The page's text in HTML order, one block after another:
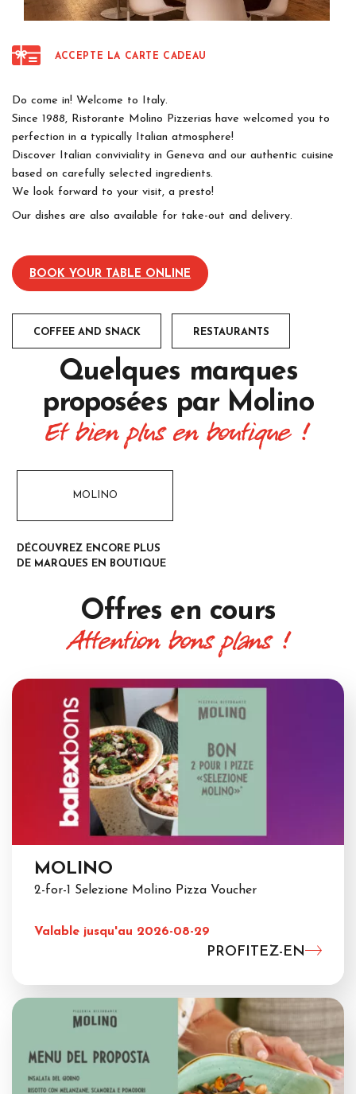
ACCEPTE LA CARTE CADEAU
Do come in! Welcome to Italy.
Since 1988, Ristorante Molino Pizzerias have welcomed you to
perfection in a typically Italian atmosphere!
Discover Italian conviviality in Geneva and our authentic cuisine
based on carefully selected ingredients.
We look forward to your visit, a presto!
Our dishes are also available for take-out and delivery.
BOOK YOUR TABLE ONLINE
COFFEE AND SNACK RESTAURANTS
Quelques marques
proposées par Molino
Et bien plus en boutique !
MOLINO
DÉCOUVREZ ENCORE PLUS
DE MARQUES EN BOUTIQUE
Offres en cours
Attention bons plans !
MOLINO
2-for-1 Selezione Molino Pizza Voucher
Valable jusqu'au 2026-08-29
PROFITEZ-EN